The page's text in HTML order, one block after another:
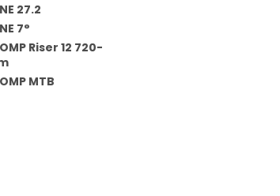
27.2
7°
Riser 12 720-
MTB